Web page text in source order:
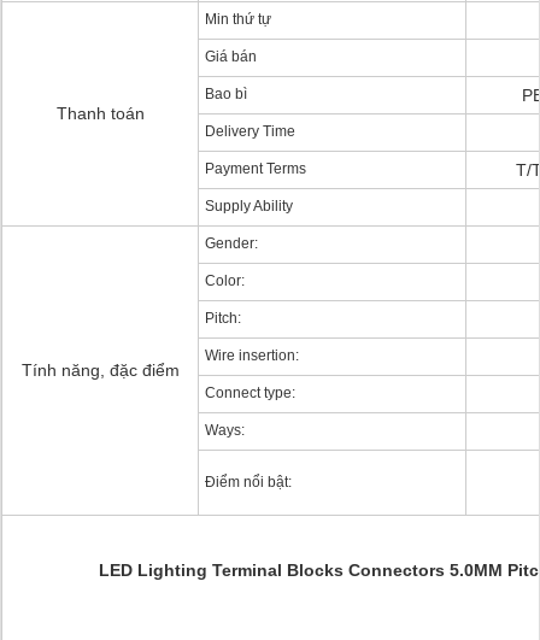
Thanh toán
Min thứ tự
Giá bán
Bao bì
Delivery Time
Payment Terms T/
Supply Ability
Tính năng, đặc điểm
Gender:
Color:
Pitch:
Wire insertion:
Connect type:
Ways:
Điểm nổi bật:
LED Lighting Terminal Blocks Connectors 5.0MM